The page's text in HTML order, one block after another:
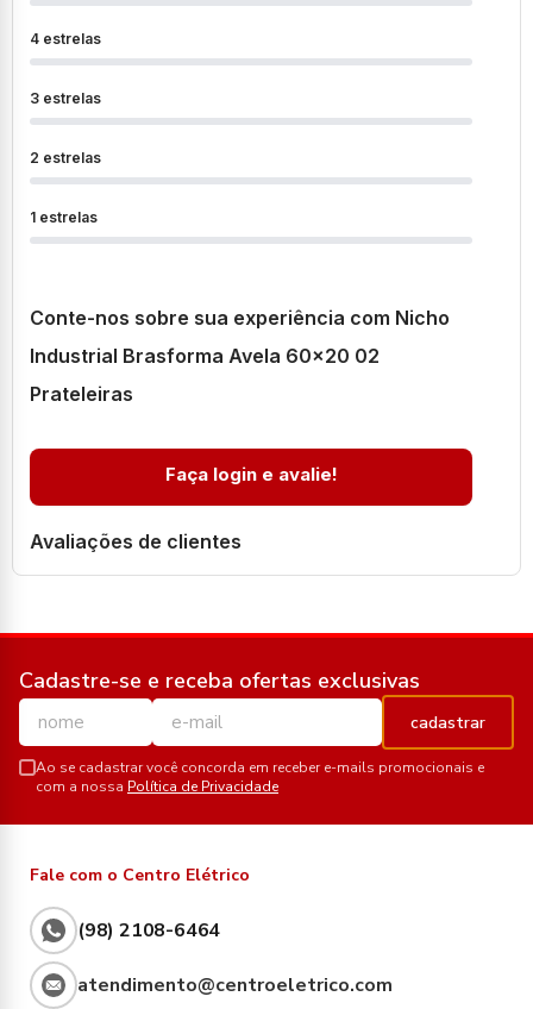
4 estrelas
3 estrelas
2 estrelas
1 estrelas
Conte-nos sobre sua experiência com Nicho
Industrial Brasforma Avela 60x20 02
Prateleiras
Faça login e avalie!
Avaliações de clientes
Cadastre-se e receba ofertas exclusivas
cadastrar
Ao se cadastrar você concorda em receber e-mails promocionais e
com a nossa Política de Privacidade
Fale com o Centro Elétrico
(98) 2108-6464
atendimento@centroeletrico.com